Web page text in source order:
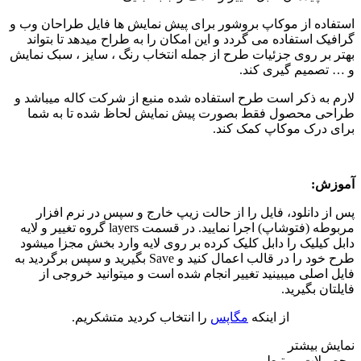
استفاده از موکاپ بروشور برای پیش نمایش ها فایل طراحان وب و
گرافیک استفاده می گردد و این امکان را به طراح میدهد تا بتواند
بهتر بر روی جزئیات طرح از جمله انتخاب رنگ ، سایز ، سبک نمایش
و … تصمیم گیری کند.
لارم به ذکر است طرح استفاده شده منبع از شرکت کاله میباشد و
طراحی محصول فقط بصورت پیش نمایش لحاظ شده تا به شما
برای درک موکاپ کمک کند.
آموزش:
پس از دانلود، فایل را از حالت زیپ خارج و سپس در نرم افزار
مربوطه (فتوشاپ) اجرا نمایید. در قسمت layers گروه تغییر و لایه
دابل کیلیک را دابل کلیک کرده بر روی لایه وارد بخش مجزا میشود
طرح خود را در قالب اعمال کنید و Save بگیرید و سپس برگردید به
فایل اصلی میبینید تغییر انجام شده است و میتوانید خروجی از
فایلتان بگیرید.
از اینکه مگاپس را انتخاب کردید متشکریم.
نمایش بیشتر